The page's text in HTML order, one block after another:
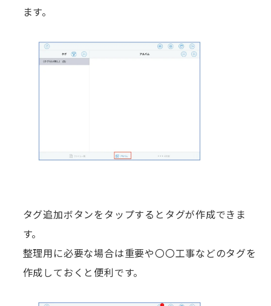
ます。
タグ追加ボタンをタップするとタグが作成できま
す。
整理用に必要な場合は重要や〇〇工事などのタグを
作成しておくと便利です。